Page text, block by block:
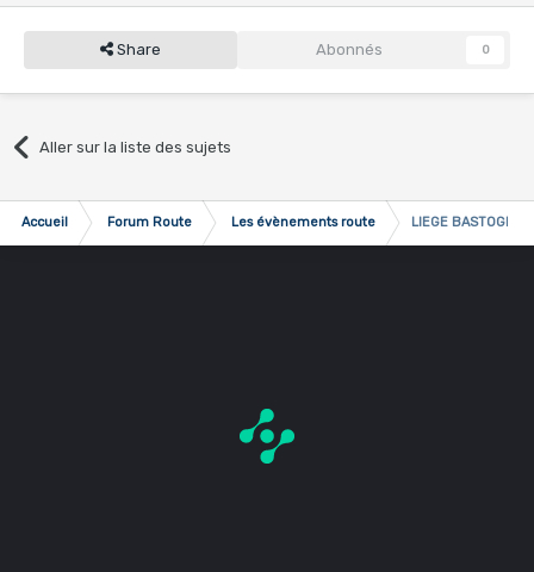
Share Abonnés 0
Aller sur la liste des sujets
Accueil Forum Route Les évènements route LIEGE BASTOGNE